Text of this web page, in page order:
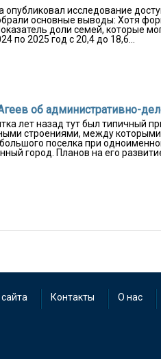
опубликовал исследование
основные выводы: Хотя
доли семей, которые
по 2025 год с 20,4 до 18,6...
об административно-
лет назад тут был типичный
строениями, между
поселка при
город. Планов на его
Контакты О нас